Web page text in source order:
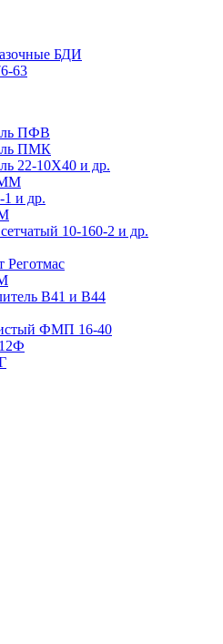
БДИ
63
ПФВ
ПМК
22-10Х40 и др.
1 и др.
10-160-2 и др.
В41 и В44
ФМП 16-40